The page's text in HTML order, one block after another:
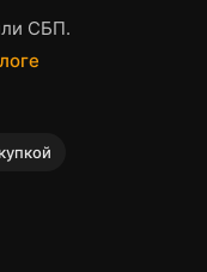
СБП.